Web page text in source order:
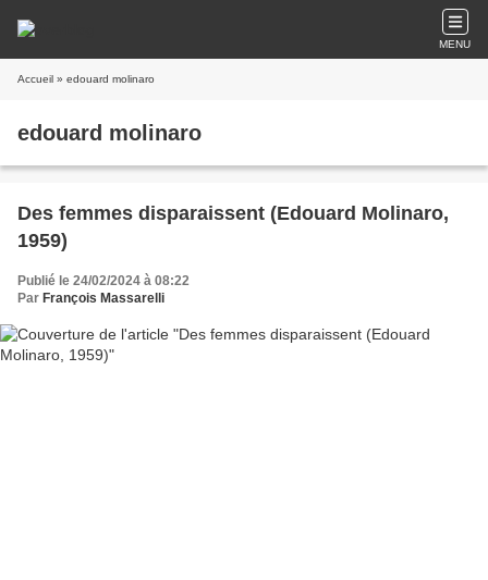
MENU
Accueil » edouard molinaro
edouard molinaro
Des femmes disparaissent (Edouard Molinaro,
1959)
Publié le 24/02/2024 à 08:22
Par François Massarelli